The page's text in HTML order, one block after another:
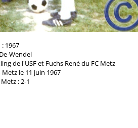
1967
Wendel
de l'USF et Fuchs René du FC Metz
le 11 juin 1967
: 2-1